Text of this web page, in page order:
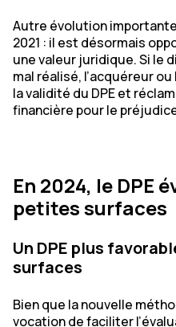
Autre évolution
2021 : il est désormais
une valeur juridique. Si le
mal réalisé, l’acquéreur
la validité du DPE et
financière pour le
En 2024, le DPE
petites surfaces
Un DPE plus
surfaces
Bien que la nouvelle
vocation de faciliter